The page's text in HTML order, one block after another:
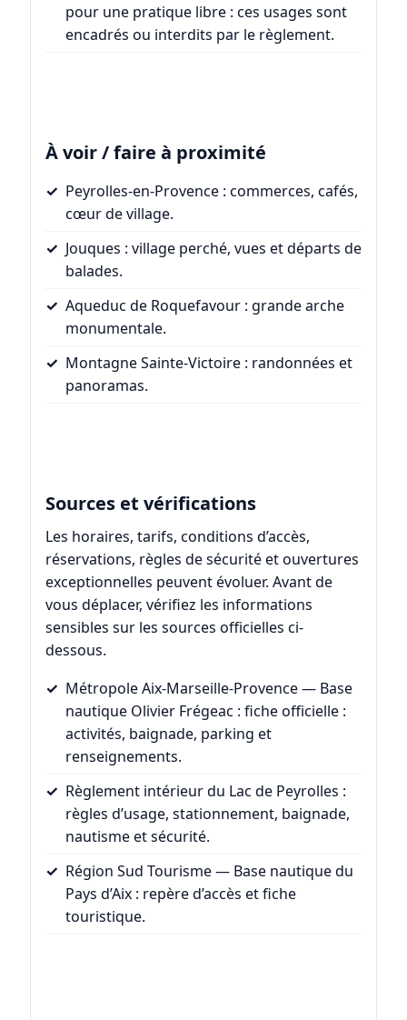
pour une pratique libre : ces usages sont
encadrés ou interdits par le règlement.
À voir / faire à proximité
Peyrolles-en-Provence: commerces, cafés,
cœur de village.
Jouques : village perché, vues et départs de
balades.
Aqueduc de Roquefavour: grande arche
monumentale.
Montagne Sainte-Victoire: randonnées et
panoramas.
Sources et vérifications
Les horaires, tarifs, conditions d’accès,
réservations, règles de sécurité et ouvertures
exceptionnelles peuvent évoluer. Avant de
vous déplacer, vérifiez les informations
sensibles sur les sources officielles ci-
dessous.
Métropole Aix-Marseille-Provence — Base
nautique Olivier Frégeac : fiche officielle :
activités, baignade, parking et
renseignements.
Règlement intérieur du Lac de Peyrolles :
règles d’usage, stationnement, baignade,
nautisme et sécurité.
Région Sud Tourisme — Base nautique du
Pays d’Aix: repère d’accès et fiche
touristique.